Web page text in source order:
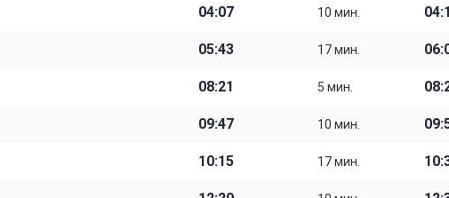
04:07 10 мин.
05:43 17 мин.
08:21 5 мин.
09:47 10 мин.
10:15 17 мин.